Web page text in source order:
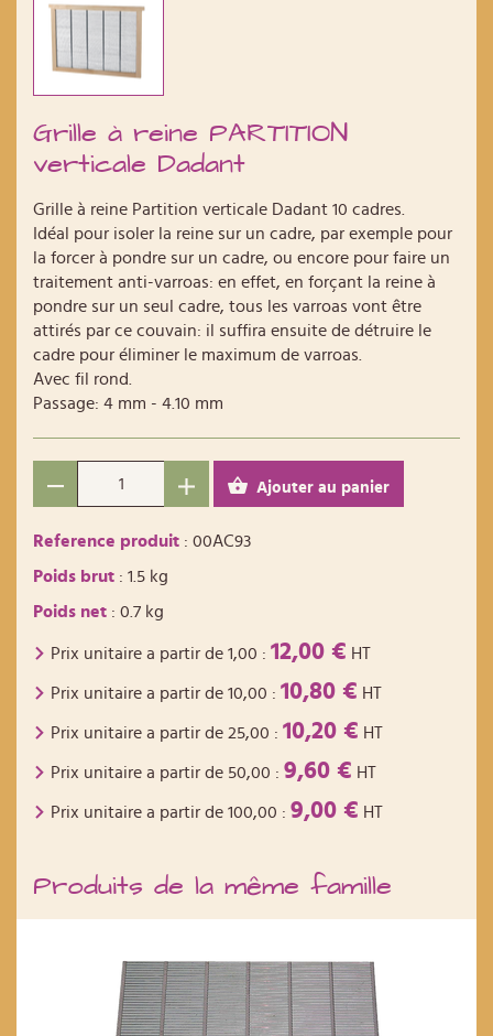
Grille à reine PARTITION
verticale Dadant
Grille à reine Partition verticale Dadant 10 cadres.
Idéal pour isoler la reine sur un cadre, par exemple pour
la forcer à pondre sur un cadre, ou encore pour faire un
traitement anti-varroas: en effet, en forçant la reine à
pondre sur un seul cadre, tous les varroas vont être
attirés par ce couvain: il suffira ensuite de détruire le
cadre pour éliminer le maximum de varroas.
Avec fil rond.
Passage: 4 mm - 4.10 mm
Ajouter au panier
Reference produit : 00AC93
Poids brut : 1.5 kg
Poids net : 0.7 kg
Prix unitaire a partir de 1,00 : 12,00 € HT
Prix unitaire a partir de 10,00 : 10,80 € HT
Prix unitaire a partir de 25,00 : 10,20 € HT
Prix unitaire a partir de 50,00 : 9,60 € HT
Prix unitaire a partir de 100,00 : 9,00 € HT
Produits de la même famille